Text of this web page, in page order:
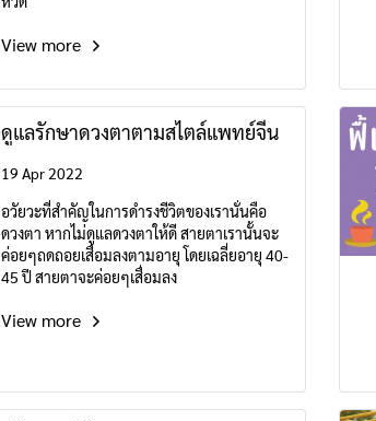
View more
ดูแลรักษาดวงตาตามสไตล์แพทย์จีน
19 Apr 2022
อวัยวะที่สำคัญในการดำรงชีวิตของเรานั่นคือ
ดวงตา หากไม่ดูแลดวงตาให้ดี สายตาเรานั้นจะ
ค่อยๆถดถอยเสื่อมลงตามอายุ โดยเฉลี่ยอายุ 40-
45 ปี สายตาจะค่อยๆเสื่อมลง
View more